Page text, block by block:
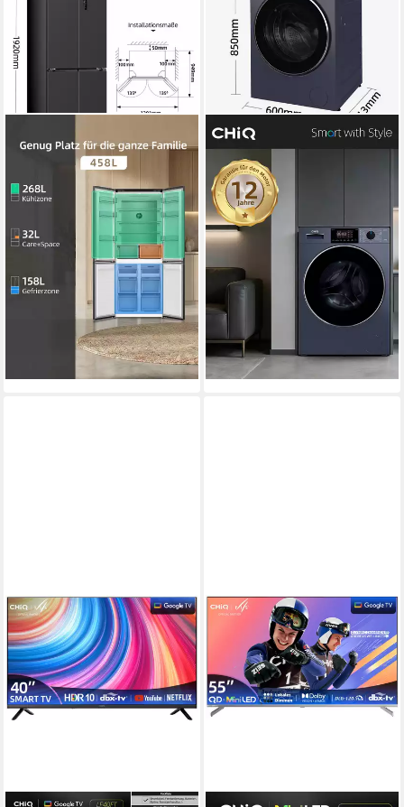
Multi Door Einbau
CCD460NGE
79 x 192 x 60 cm B/H/T
Kapazität Kühlen
158 l
Produktdatenblatt
999,99 €
20,32 €
mtl. in 48 Raten
lieferbar - in 3-4 Werktagen bei dir
CHIQ
Waschmaschine Pure Flat
Design CW8728X
8 kg Kapazität Waschen
76 dB(A)
Betriebsgeräusch
1400 U/min
Schleuderdrehzahl
339,99 € 509,99 €
nur bis Dienstag
16,89 € mtl. in 24 Raten
-33%
lieferbar - in 3-4 Werktagen bei dir